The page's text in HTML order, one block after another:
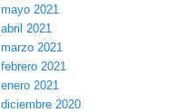
mayo 2021
abril 2021
marzo 2021
febrero 2021
enero 2021
diciembre 2020